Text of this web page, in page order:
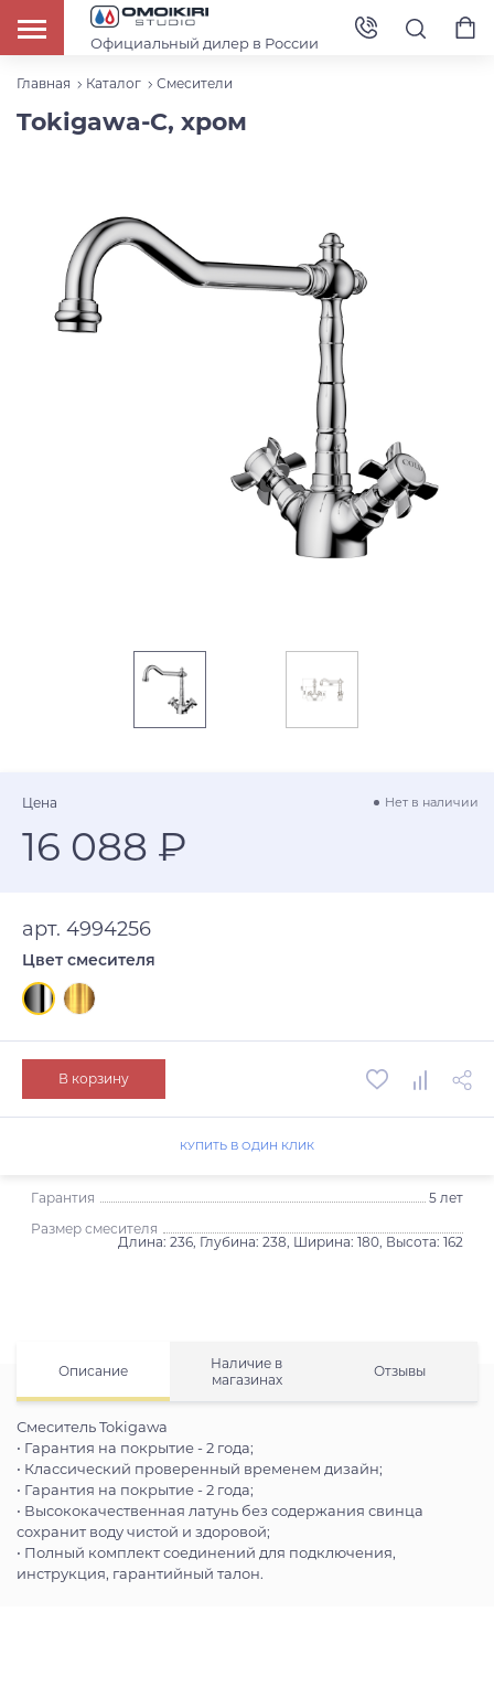
Официальный дилер в России
Главная Каталог Смесители
Tokigawa-C, хром
Гарантия
5 лет
Размер смесителя
Длина: 236, Глубина: 238, Ширина: 180, Высота: 162
Описание
Наличие в
магазинах
Отзывы
Смеситель Tokigawa
• Гарантия на покрытие - 2 года;
• Классический проверенный временем дизайн;
• Гарантия на покрытие - 2 года;
• Высококачественная латунь без содержания свинца
сохранит воду чистой и здоровой;
• Полный комплект соединений для подключения,
инструкция, гарантийный талон.
Цена Нет в наличии
16 088 ₽
арт. 4994256
Цвет смесителя
В корзину
КУПИТЬ В ОДИН КЛИК